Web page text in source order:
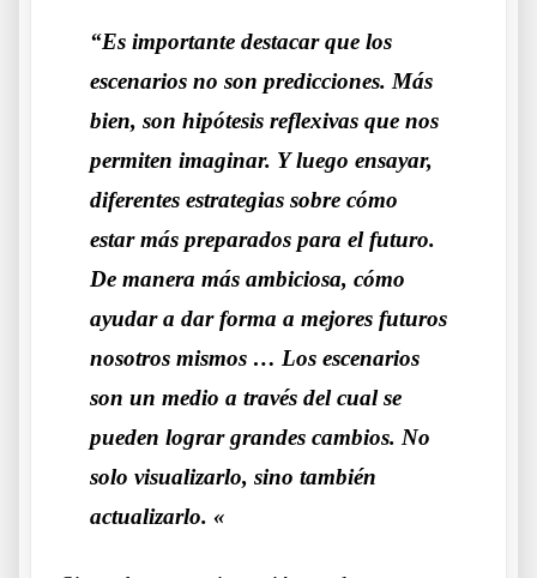
“Es importante destacar que los
escenarios no son predicciones. Más
bien, son hipótesis reflexivas que nos
permiten imaginar. Y luego ensayar,
diferentes estrategias sobre cómo
estar más preparados para el futuro.
De manera más ambiciosa, cómo
ayudar a dar forma a mejores futuros
nosotros mismos … Los escenarios
son un medio a través del cual se
pueden lograr grandes cambios. No
solo visualizarlo, sino también
actualizarlo. «